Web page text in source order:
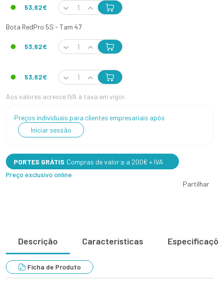
53,62€
Bota RedPro 5S - Tam 47
53,62€
53,62€
Aos valores acresce IVA à taxa em vigor.
Preços individuais para clientes empresariais após
Iniciar sessão
PORTES GRÁTIS Compras de valor ≥ a 200€ + IVA
Preço exclusivo online
Partilhar
Descrição Características
Ficha de Produto